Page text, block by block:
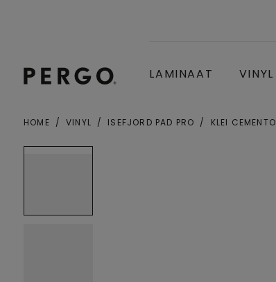
LAMINAAT VINYL
HOME VINYL ISEFJORD PAD PRO KLEI CEMENTO